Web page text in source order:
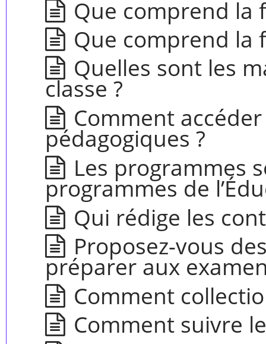
Que comprend la
Que comprend la
Quelles sont les
classe ?
Comment
pédagogiques ?
Les programmes
programmes de
Qui rédige les
Proposez-vous
préparer aux
Comment
Comment suivre